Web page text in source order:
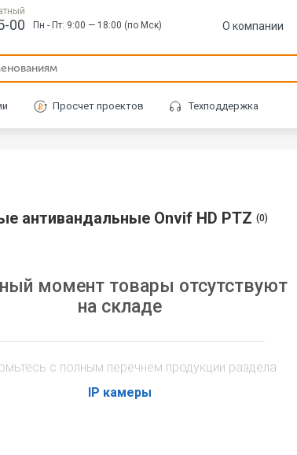
00 Пн - Пт: 9:00 — 18:00 (по Мск) О компании
Просчет проектов Техподдержка
антивандальные Onvif HD PTZ (0)
момент товары отсутствуют
на складе
с полным перечнем продукции раздела
IP камеры